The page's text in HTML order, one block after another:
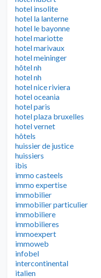
hotel insolite
hotel la lanterne
hotel le bayonne
hotel mariotte
hotel marivaux
hotel meininger
hôtel nh
hotel nh
hotel nice riviera
hotel oceania
hotel paris
hotel plaza bruxelles
hotel vernet
hôtels
huissier de justice
huissiers
ibis
immo casteels
immo expertise
immobilier
immobilier particulier
immobiliere
immobilieres
immoexpert
immoweb
infobel
intercontinental
italien